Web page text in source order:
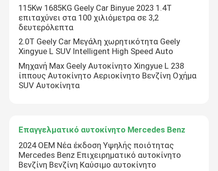
115Kw 1685KG Geely Car Binyue 2023 1.4T
επιταχύνει στα 100 χιλιόμετρα σε 3,2
δευτερόλεπτα
2.0Τ Geely Car Μεγάλη χωρητικότητα Geely
Xingyue L SUV Intelligent High Speed Auto
Μηχανή Max Geely Αυτοκίνητο Xingyue L 238
ίππους Αυτοκίνητο Αεριοκίνητο Βενζίνη Οχήμα
SUV Αυτοκίνητα
Επαγγελματικό αυτοκίνητο Mercedes Benz
2024 OEM Νέα έκδοση Υψηλής ποιότητας
Mercedes Benz Επιχειρηματικό αυτοκίνητο
Βενζίνη Βενζίνη Καύσιμο αυτοκίνητο